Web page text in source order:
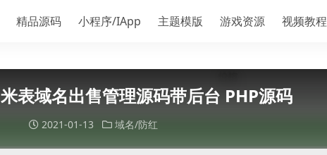
精品源码 小程序/IApp 主题模版 游戏资源 视频教程
米表域名出售管理源码带后台 PHP源码
2021-01-13 域名/防红